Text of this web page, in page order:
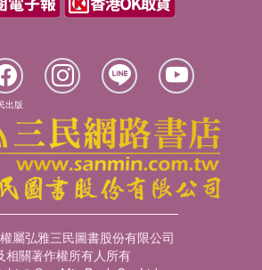
出版
屬弘雅三民圖書股份有限公司
相關著作權所有人所有